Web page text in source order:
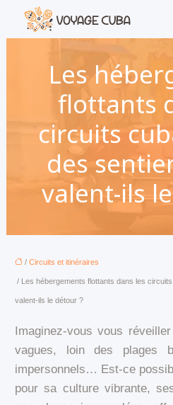
Les
flottants
circuits
des
valent-ils
/ Circuits et itinéraires
/ Les hébergements flottants dans les
valent-ils le détour ?
Imaginez-vous vous
vagues, loin des plages
impersonnels… Est-ce
pour sa culture vibrante,